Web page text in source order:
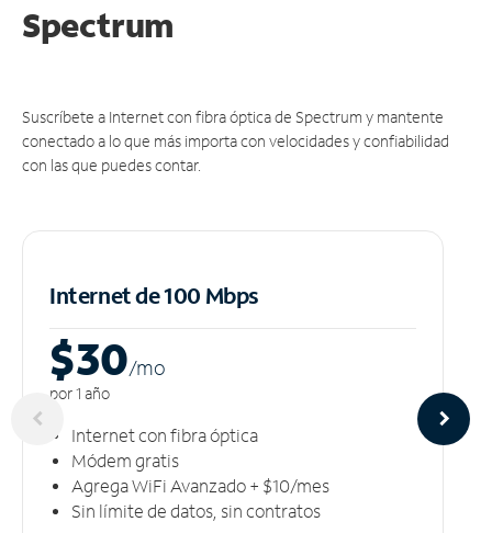
Spectrum
Suscríbete a Internet con fibra óptica de Spectrum y mantente
conectado a lo que más importa con velocidades y confiabilidad
con las que puedes contar.
Internet de 100 Mbps
$30/mo
por 1 año
Internet con fibra óptica
Módem gratis
Agrega WiFi Avanzado + $10/mes
Sin límite de datos, sin contratos